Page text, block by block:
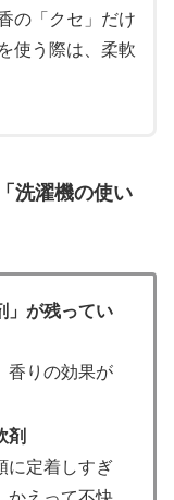
の「クセ」だけ
使う際は、柔軟
洗濯機の使い
」が残ってい
香りの効果が
剤
に定着しすぎ